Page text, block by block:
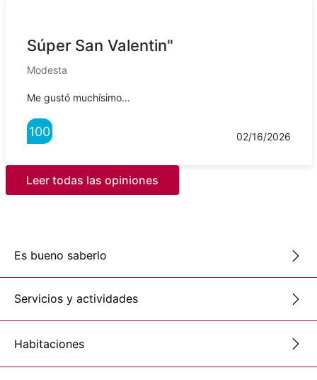
Súper San Valentin"
Modesta
Me gustó muchísimo…
100 02/16/2026
Leer todas las opiniones
Es bueno saberlo
Servicios y actividades
Habitaciones